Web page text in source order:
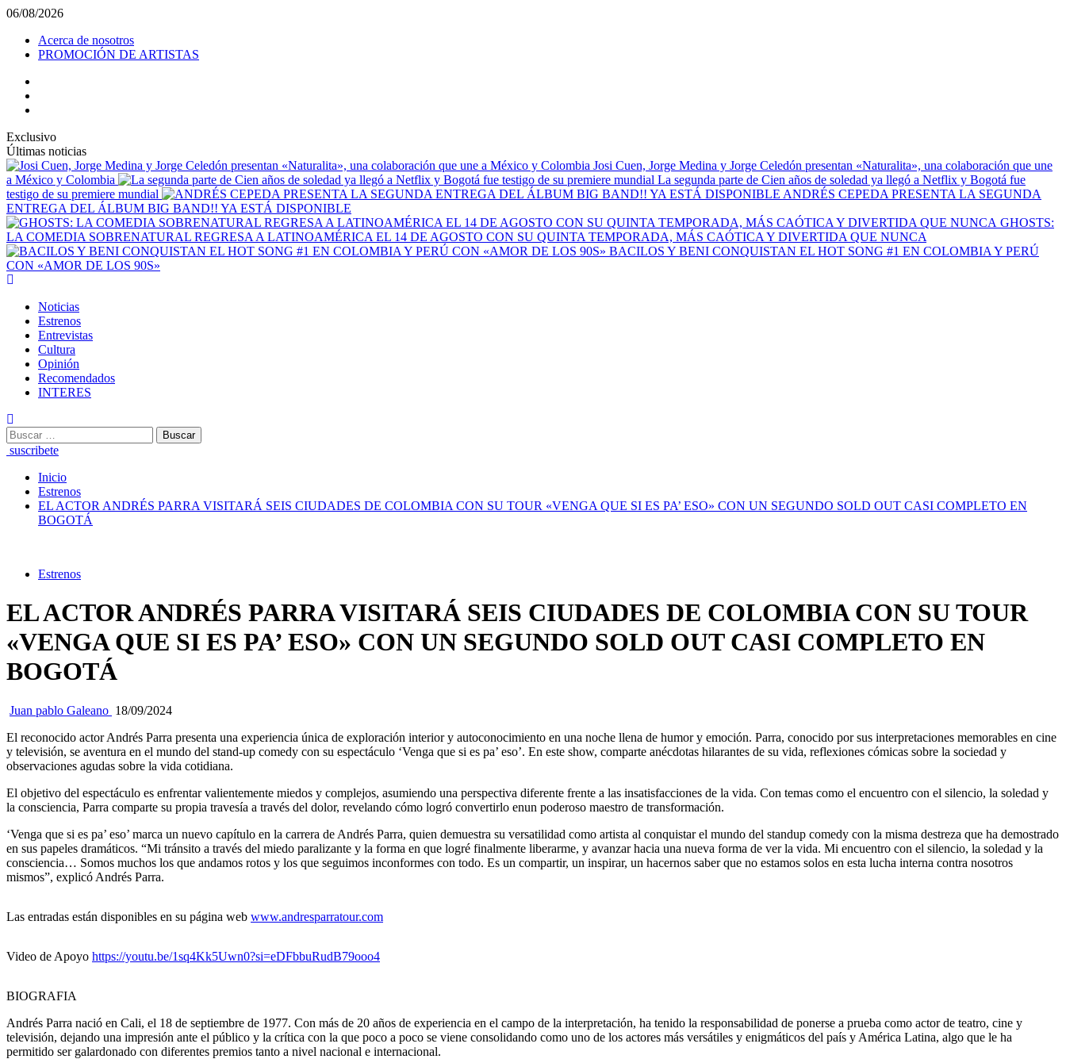
Saltar
contenido
06/08/2026
Acerca de nosotros
PROMOCIÓN DE ARTISTAS
Exclusivo
Últimas noticias
Josi Cuen, Jorge Medina y Jorge Celedón presentan «Naturalita», una colaboración que une
a México y Colombia
La segunda parte de Cien años de soledad ya llegó a Netflix y Bogotá fue
testigo de su premiere mundial
ANDRÉS CEPEDA PRESENTA LA SEGUNDA
ENTREGA DEL ÁLBUM BIG BAND!! YA ESTÁ DISPONIBLE
GHOSTS:
LA COMEDIA SOBRENATURAL REGRESA A LATINOAMÉRICA EL 14 DE AGOSTO CON SU QUINTA TEMPORADA, MÁS CAÓTICA Y DIVERTIDA QUE NUNCA
BACILOS Y BENI CONQUISTAN EL HOT SONG #1 EN COLOMBIA Y PERÚ
CON «AMOR DE LOS 90S»
Noticias
Estrenos
Entrevistas
Cultura
Opinión
Recomendados
INTERES
Buscar:
suscribete
Inicio
Estrenos
EL ACTOR ANDRÉS PARRA VISITARÁ SEIS CIUDADES DE COLOMBIA CON SU TOUR «VENGA QUE SI ES PA’ ESO» CON UN SEGUNDO SOLD OUT CASI COMPLETO EN
BOGOTÁ
Estrenos
EL ACTOR ANDRÉS PARRA VISITARÁ SEIS CIUDADES DE COLOMBIA CON SU TOUR
«VENGA QUE SI ES PA’ ESO» CON UN SEGUNDO SOLD OUT CASI COMPLETO EN
BOGOTÁ
Juan pablo Galeano 18/09/2024
El reconocido actor Andrés Parra presenta una experiencia única de exploración interior y autoconocimiento en una noche llena de humor y emoción. Parra, conocido por sus interpretaciones memorables en cine
y televisión, se aventura en el mundo del stand-up comedy con su espectáculo ‘Venga que si es pa’ eso’. En este show, comparte anécdotas hilarantes de su vida, reflexiones cómicas sobre la sociedad y
observaciones agudas sobre la vida cotidiana.
El objetivo del espectáculo es enfrentar valientemente miedos y complejos, asumiendo una perspectiva diferente frente a las insatisfacciones de la vida. Con temas como el encuentro con el silencio, la soledad y
la consciencia, Parra comparte su propia travesía a través del dolor, revelando cómo logró convertirlo enun poderoso maestro de transformación.
‘Venga que si es pa’ eso’ marca un nuevo capítulo en la carrera de Andrés Parra, quien demuestra su versatilidad como artista al conquistar el mundo del standup comedy con la misma destreza que ha demostrado
en sus papeles dramáticos. “Mi tránsito a través del miedo paralizante y la forma en que logré finalmente liberarme, y avanzar hacia una nueva forma de ver la vida. Mi encuentro con el silencio, la soledad y la
consciencia… Somos muchos los que andamos rotos y los que seguimos inconformes con todo. Es un compartir, un inspirar, un hacernos saber que no estamos solos en esta lucha interna contra nosotros
mismos”, explicó Andrés Parra.
Las entradas están disponibles en su página web www.andresparratour.com
Video de Apoyo https://youtu.be/1sq4Kk5Uwn0?si=eDFbbuRudB79ooo4
BIOGRAFIA
Andrés Parra nació en Cali, el 18 de septiembre de 1977. Con más de 20 años de experiencia en el campo de la interpretación, ha tenido la responsabilidad de ponerse a prueba como actor de teatro, cine y
televisión, dejando una impresión ante el público y la crítica con la que poco a poco se viene consolidando como uno de los actores más versátiles y enigmáticos del país y América Latina, algo que le ha
permitido ser galardonado con diferentes premios tanto a nivel nacional e internacional.